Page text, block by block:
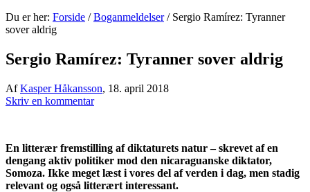
Du er her: Forside / Boganmeldelser /Sergio Ramírez: Tyranner
sover aldrig
Sergio Ramírez: Tyranner sover aldrig
AfKasper Håkansson, 18. april 2018
Skriv en kommentar
En litterær fremstilling af diktaturets natur – skrevet af en
dengang aktiv politiker mod den nicaraguanske diktator,
Somoza. Ikke meget læst i vores del af verden i dag, men stadig
relevant og også litterært interessant.